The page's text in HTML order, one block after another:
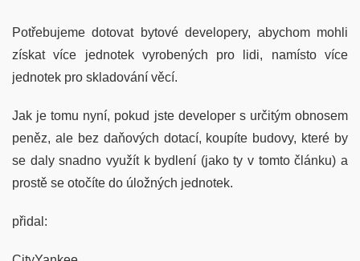
Potřebujeme dotovat bytové developery, abychom mohli
získat více jednotek vyrobených pro lidi, namísto více
jednotek pro skladování věcí.
Jak je tomu nyní, pokud jste developer s určitým obnosem
peněz, ale bez daňových dotací, koupíte budovy, které by
se daly snadno využít k bydlení (jako ty v tomto článku) a
prostě se otočíte do úložných jednotek.
přidal: